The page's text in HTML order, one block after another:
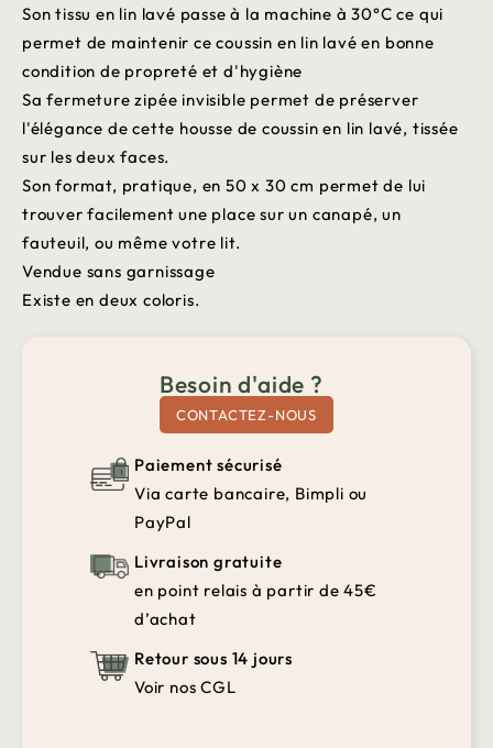
Son tissu en lin lavé passe à la machine à 30°C ce qui
permet de maintenir ce coussin en lin lavé en bonne
condition de propreté et d'hygiène
Sa fermeture zipée invisible permet de préserver
l'élégance de cette housse de coussin en lin lavé, tissée
sur les deux faces.
Son format, pratique, en 50 x 30 cm permet de lui
trouver facilement une place sur un canapé, un
fauteuil, ou même votre lit.
Vendue sans garnissage
Existe en deux coloris.
Besoin d'aide ?
CONTACTEZ-NOUS
Paiement sécurisé
Via carte bancaire, Bimpli ou
PayPal
Livraison gratuite
en point relais à partir de 45€
d’achat
Retour sous 14 jours
Voir nos CGL